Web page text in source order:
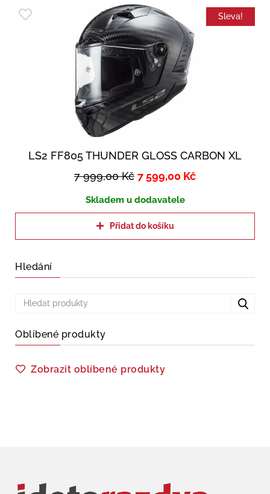
Sleva!
LS2 FF805 THUNDER GLOSS CARBON XL
7 999,00Kč 7 599,00 Kč
Skladem u dodavatele
Přidat do košíku
Hledání
Oblíbené produkty
Zobrazit oblíbené produkty